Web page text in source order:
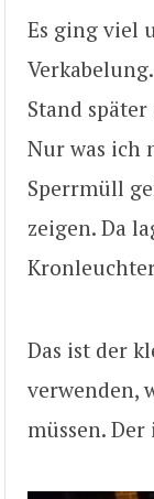
Es ging viel
Stand
Nur was ich
Sperrmüll
zeigen. Da
Das ist der
verwenden,
müssen.